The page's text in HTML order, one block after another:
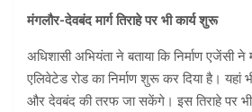
मंगलौर-देवबंद मार्ग तिराहे पर भी कार्य शुरू
अधिशासी अभियंता ने बताया कि निर्माण एजेंसी ने
एलिवेटेड रोड का निर्माण शुरू कर दिया है। यहां
और देवबंद की तरफ जा सकेंगे। इस तिराहे पर